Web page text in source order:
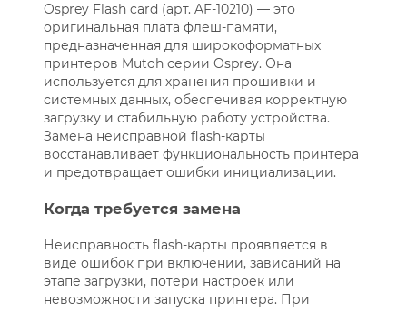
Osprey Flash card (арт. AF-10210) — это
оригинальная плата флеш-памяти,
предназначенная для широкоформатных
принтеров Mutoh серии Osprey. Она
используется для хранения прошивки и
системных данных, обеспечивая корректную
загрузку и стабильную работу устройства.
Замена неисправной flash-карты
восстанавливает функциональность принтера
и предотвращает ошибки инициализации.
Когда требуется замена
Неисправность flash-карты проявляется в
виде ошибок при включении, зависаний на
этапе загрузки, потери настроек или
невозможности запуска принтера. При